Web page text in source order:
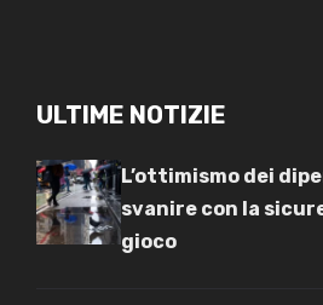
ULTIME NOTIZIE
L’ottimismo dei
svanire con la
gioco